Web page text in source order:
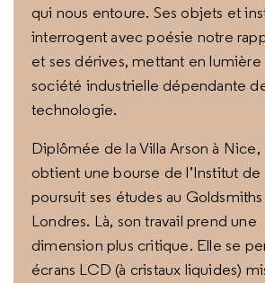
qui nous entoure. Ses objets et
interrogent avec poésie notre
et ses dérives, mettant en lumière
société industrielle dépendante
technologie.
Diplômée de la Villa Arson à Nice,
obtient une bourse de l’Institut de
poursuit ses études au
Londres. Là, son travail prend une
dimension plus critique. Elle se
écrans LCD (à cristaux liquides)